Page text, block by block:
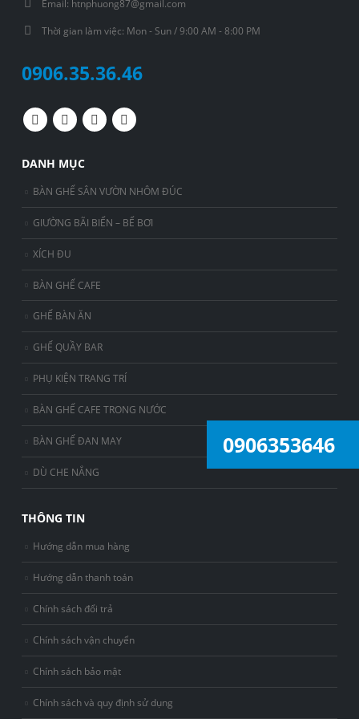
Email: htnphuong87@gmail.com
Thời gian làm việc: Mon - Sun / 9:00 AM - 8:00 PM
0906.35.36.46
DANH MỤC
BÀN GHẾ SÂN VƯỜN NHÔM ĐÚC
GIƯỜNG BÃI BIỂN – BỂ BƠI
XÍCH ĐU
BÀN GHẾ CAFE
GHẾ BÀN ĂN
GHẾ QUẦY BAR
PHỤ KIỆN TRANG TRÍ
BÀN GHẾ CAFE TRONG NƯỚC
BÀN GHẾ ĐAN MAY
DÙ CHE NẮNG
THÔNG TIN
Hướng dẫn mua hàng
Hướng dẫn thanh toán
Chính sách đổi trả
Chính sách vận chuyển
Chính sách bảo mật
Chính sách và quy định sử dụng
0906353646